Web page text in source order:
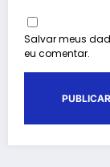
Salvar meus
eu comentar.